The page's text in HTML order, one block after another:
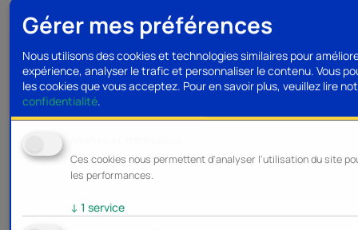
Gérer mes préférences
Nous utilisons des cookies et technologies similaires pour
expérience, analyser le trafic et personnaliser le contenu. Vous
les cookies que vous acceptez. Pour en savoir plus, veuillez lire
confidentialité.
Ces cookies nous permettent d'analyser l'utilisation du site
les performances.
↓ 1 service